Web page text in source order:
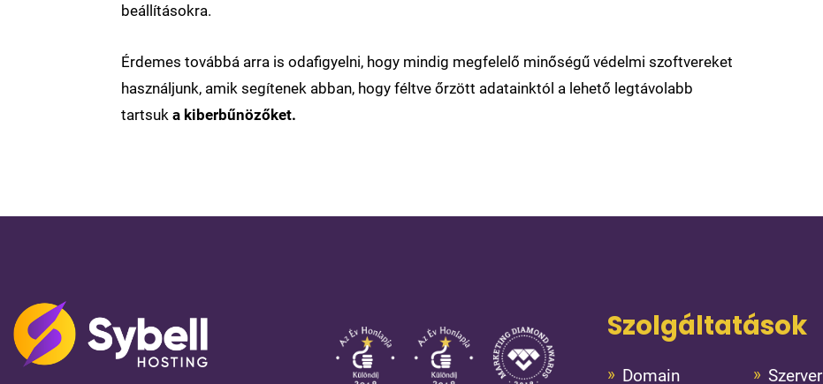
beállításokra.
Érdemes továbbá arra is odafigyelni, hogy mindig megfelelő minőségű védelmi szoftvereket
használjunk, amik segítenek abban, hogy féltve őrzött adatainktól a lehető legtávolabb
tartsuk a kiberbűnözőket.
Szolgáltatások
Domain Szerver